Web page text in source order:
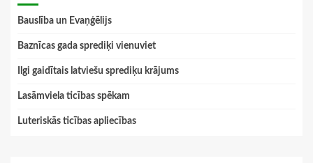
Bauslība un Evaņģēlijs
Baznīcas gada sprediķi vienuviet
Ilgi gaidītais latviešu sprediķu krājums
Lasāmviela ticības spēkam
Luteriskās ticības apliecības